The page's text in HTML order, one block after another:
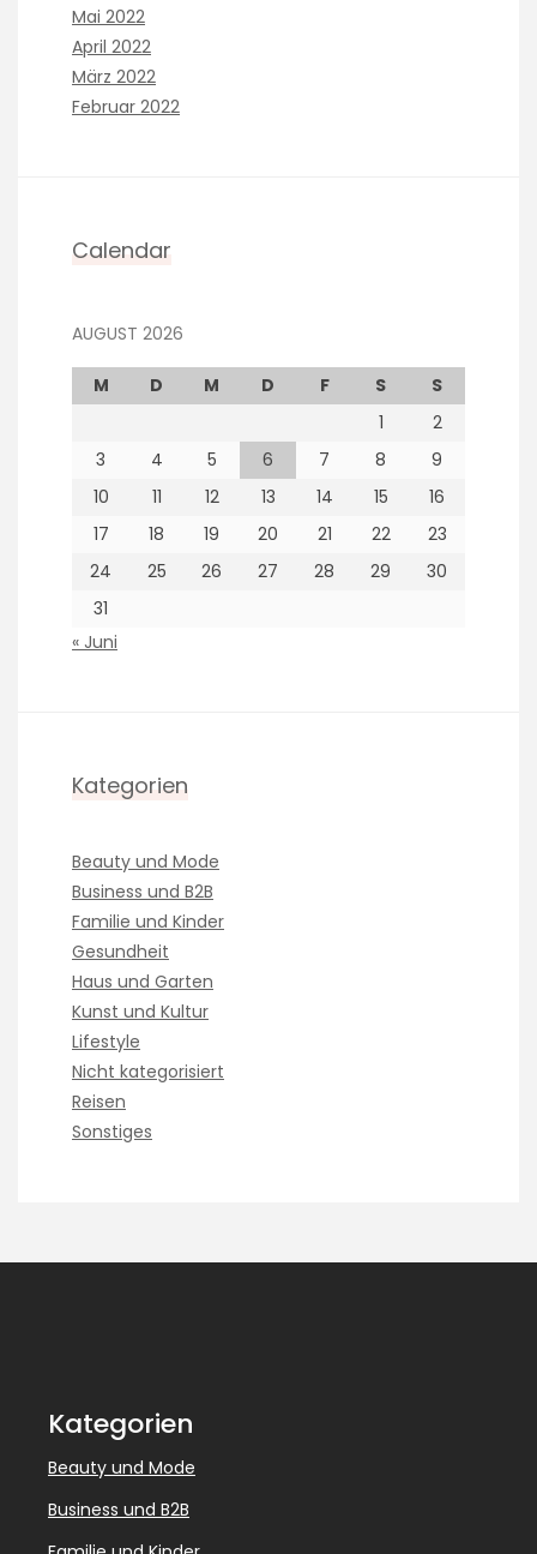
Mai 2022
April 2022
März 2022
Februar 2022
Calendar
AUGUST 2026
M D M D F S
S
1
2
3
4 5 6 7 8
9
10
11 12 13 14 15
16
17
18 19 20 21 22
23
24
25 26 27 28 29
30
31
« Juni
Kategorien
Beauty und Mode
Business und B2B
Familie und Kinder
Gesundheit
Haus und Garten
Kunst und Kultur
Lifestyle
Nicht kategorisiert
Reisen
Sonstiges
Kategorien
Beauty und Mode
Business und B2B